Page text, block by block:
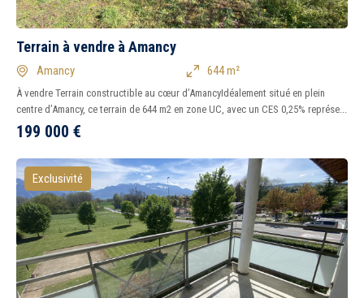
Terrain à vendre à Amancy
Amancy 644 m²
À vendre Terrain constructible au cœur d’AmancyIdéalement situé en plein
centre d’Amancy, ce terrain de 644 m2 en zone UC, avec un CES 0,25% représe...
199 000 €
Exclusivité